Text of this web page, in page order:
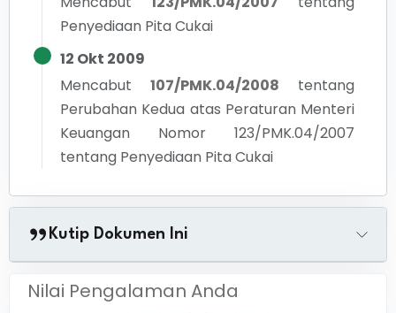
Penyediaan Pita Cukai
12 Okt 2009
Mencabut
107/PMK.04/2008
tentang
Perubahan Kedua atas Peraturan Menteri
Keuangan Nomor 123/PMK.04/2007
tentang Penyediaan Pita Cukai
Kutip Dokumen Ini
Nilai Pengalaman Anda